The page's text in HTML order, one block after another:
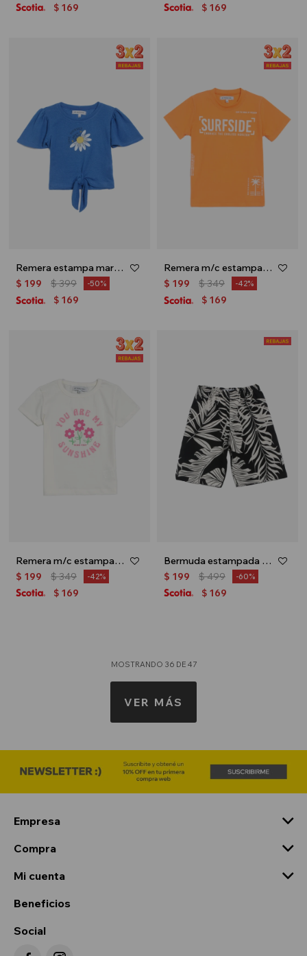
$ 169 $ 169
Remera estampa margarita - Azul
$ 199 $399 50
$ 169
Remera m/c estampada - Naranja
$ 199 $349 42
$ 169
Remera m/c estampa floral - Crudo
$ 199 $349 42
$ 169
Bermuda estampada - Gris oscuro
$ 199 $499 60
$ 169
MOSTRANDO 36 DE 47
VER MÁS
Empresa
Compra
Mi cuenta
Beneficios
Social